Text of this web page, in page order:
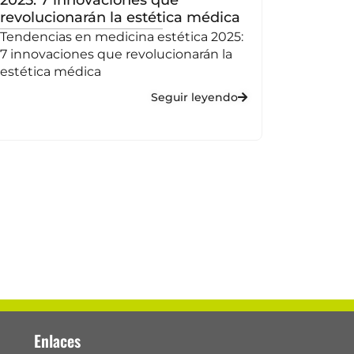
revolucionarán la estética médica
Tendencias en medicina estética 2025:
7 innovaciones que revolucionarán la
estética médica
Seguir leyendo
Enlaces